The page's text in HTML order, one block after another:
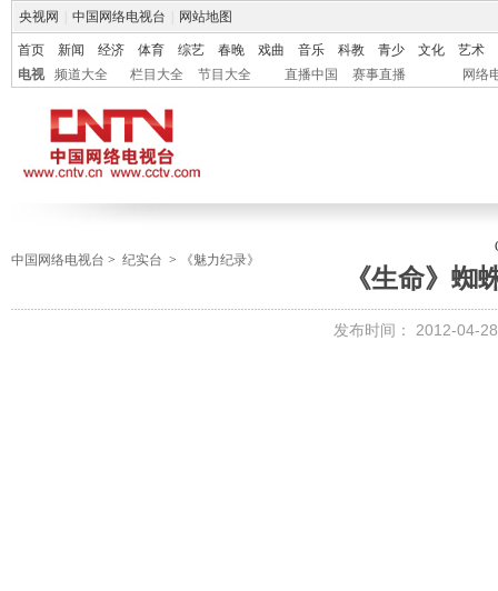
央视网 中国网络电视台 网站地图
首页 新闻 经济 体育 综艺 春晚 戏曲 音乐 科教 青少 文化
艺术
电视
频道大全 栏目大全 节目大全 直播中国 赛事直播 网络
中国网络电视台 > 纪实台 > 《魅力纪录》
《生命》蜘
发布时间： 2012-04-